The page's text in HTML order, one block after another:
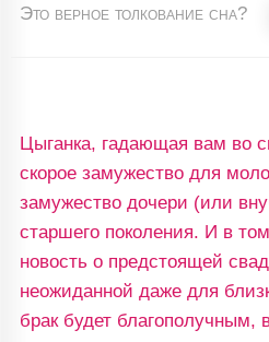
Это верное толкование сна?
Цыганка, гадающая вам во
скорое замужество для
замужество дочери (или
старшего поколения. И в
новость о предстоящей
неожиданной даже для
брак будет благополучным,